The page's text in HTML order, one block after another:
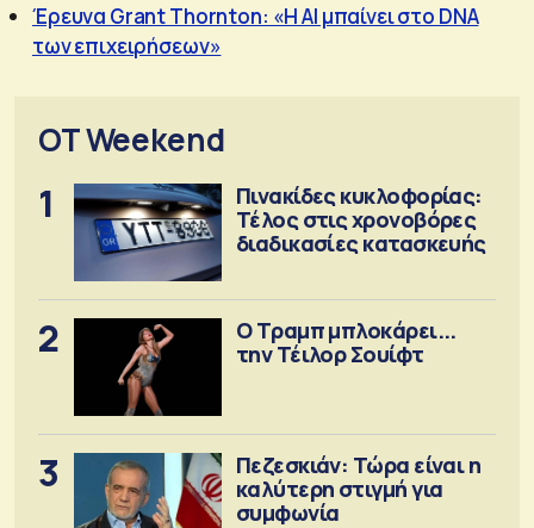
Έρευνα Grant Thornton: «Η ΑΙ μπαίνει στο DNA
των επιχειρήσεων»
OT Weekend
1
Πινακίδες κυκλοφορίας:
Τέλος στις χρονοβόρες
διαδικασίες κατασκευής
2
Ο Τραμπ μπλοκάρει...
την Τέιλορ Σουίφτ
3
Πεζεσκιάν: Τώρα είναι η
καλύτερη στιγμή για
συμφωνία